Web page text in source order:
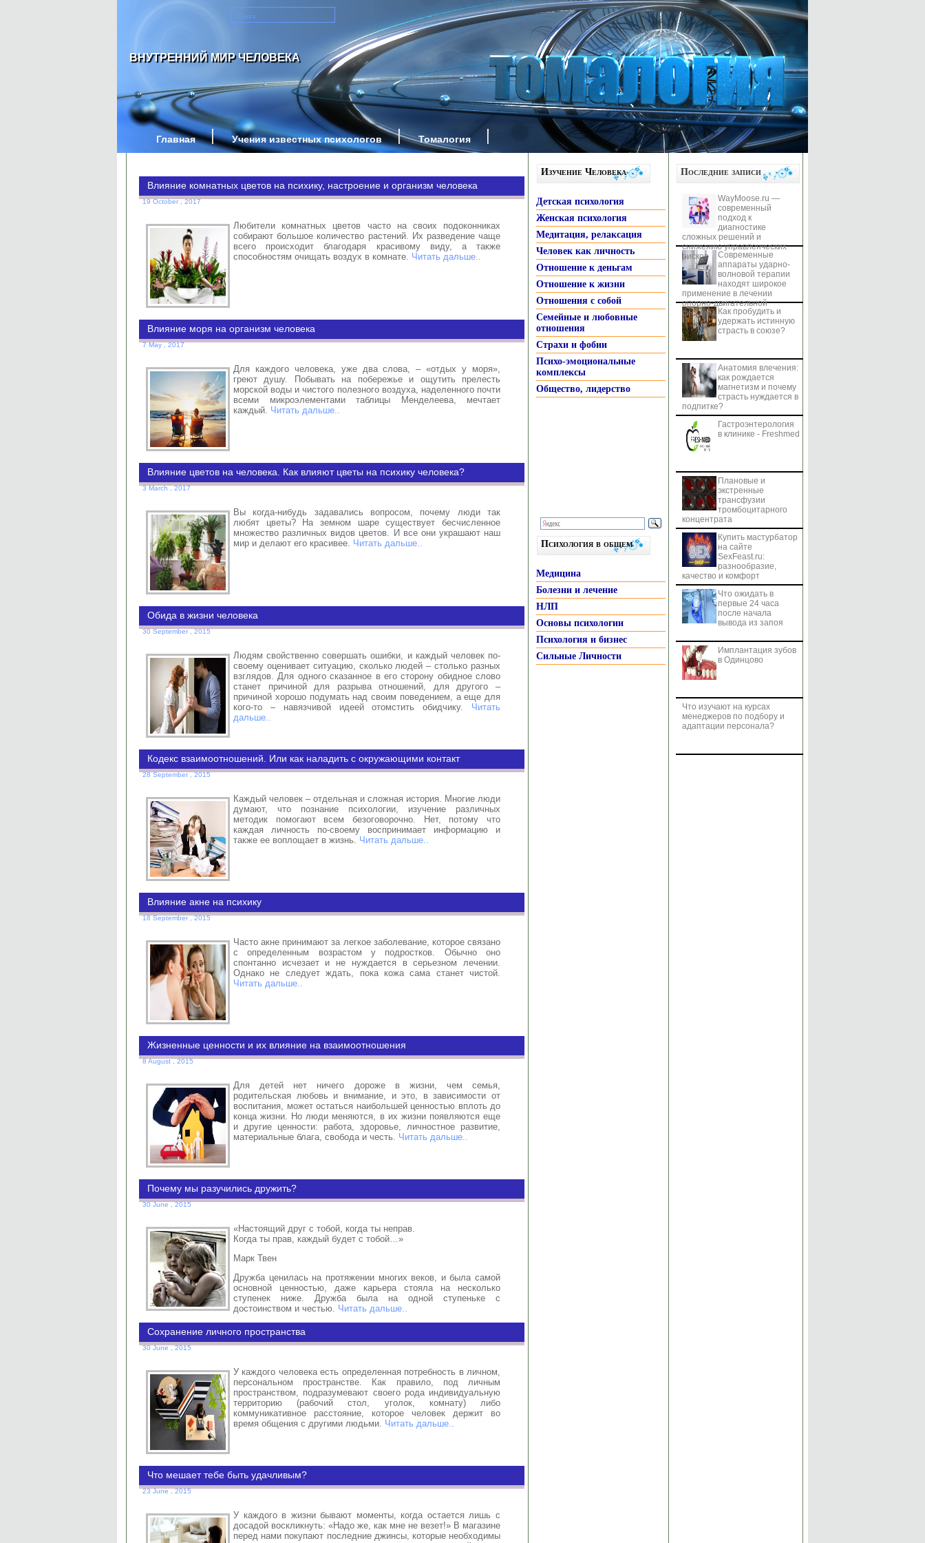
ВНУТРЕННИЙ МИР ЧЕЛОВЕКА
Главная Учения известных психологов Томалогия
Влияние комнатных цветов на психику, настроение и организм человека
19 October , 2017
Любители комнатных цветов часто на своих подоконниках
собирают большое количество растений. Их разведение чаще
всего происходит благодаря красивому виду, а также
способностям очищать воздух в комнате. Читать дальше..
Влияние моря на организм человека
7 May , 2017
Для каждого человека, уже два слова, – «отдых у моря»,
греют душу. Побывать на побережье и ощутить прелесть
морской воды и чистого полезного воздуха, наделенного почти
всеми микроэлементами таблицы Менделеева, мечтает
каждый. Читать дальше..
Влияние цветов на человека. Как влияют цветы на психику человека?
3 March , 2017
Вы когда-нибудь задавались вопросом, почему люди так
любят цветы? На земном шаре существует бесчисленное
множество различных видов цветов. И все они украшают наш
мир и делают его красивее. Читать дальше..
Обида в жизни человека
30 September , 2015
Людям свойственно совершать ошибки, и каждый человек по-
своему оценивает ситуацию, сколько людей – столько разных
взглядов. Для одного сказанное в его сторону обидное слово
станет причиной для разрыва отношений, для другого –
причиной хорошо подумать над своим поведением, а еще для
кого-то – навязчивой идеей отомстить обидчику. Читать
дальше..
Кодекс взаимоотношений. Или как наладить с окружающими контакт
28 September , 2015
Каждый человек – отдельная и сложная история. Многие люди
думают, что познание психологии, изучение различных
методик помогают всем безоговорочно. Нет, потому что
каждая личность по-своему воспринимает информацию и
также ее воплощает в жизнь. Читать дальше..
Влияние акне на психику
18 September , 2015
Часто акне принимают за легкое заболевание, которое связано
с определенным возрастом у подростков. Обычно оно
спонтанно исчезает и не нуждается в серьезном лечении.
Однако не следует ждать, пока кожа сама станет чистой.
Читать дальше..
Жизненные ценности и их влияние на взаимоотношения
8 August , 2015
Для детей нет ничего дороже в жизни, чем семья,
родительская любовь и внимание, и это, в зависимости от
воспитания, может остаться наибольшей ценностью вплоть до
конца жизни. Но люди меняются, в их жизни появляются еще
и другие ценности: работа, здоровье, личностное развитие,
материальные блага, свобода и честь. Читать дальше..
Почему мы разучились дружить?
30 June , 2015
«Настоящий друг с тобой, когда ты неправ.
Когда ты прав, каждый будет с тобой…»
Марк Твен
Дружба ценилась на протяжении многих веков, и была самой
основной ценностью, даже карьера стояла на несколько
ступенек ниже. Дружба была на одной ступеньке с
достоинством и честью. Читать дальше..
Сохранение личного пространства
30 June , 2015
У каждого человека есть определенная потребность в личном,
персональном пространстве. Как правило, под личным
пространством, подразумевают своего рода индивидуальную
территорию (рабочий стол, уголок, комнату) либо
коммуникативное расстояние, которое человек держит во
время общения с другими людьми. Читать дальше..
Что мешает тебе быть удачливым?
23 June , 2015
У каждого в жизни бывают моменты, когда остается лишь с
досадой воскликнуть: «Надо же, как мне не везет!» В магазине
перед нами покупают последние джинсы, которые необходимы
Изучение Человека
Детская психология
Женская психология
Медитация, релаксация
Человек как личность
Отношение к деньгам
Отношение к жизни
Отношения с собой
Семейные и любовные
отношения
Страхи и фобии
Психо-эмоциональные
комплексы
Общество, лидерство
Психология в общем
Медицина
Болезни и лечение
НЛП
Основы психологии
Психология и бизнес
Сильные Личности
Последние записи
WayMoose.ru —
современный
подход к
диагностике
сложных решений и
снижению управленческих
рисков
Современные
аппараты ударно-
волновой терапии
находят широкое
применение в лечении
опорно-двигательной
системы Как пробудить и
удержать истинную
страсть в союзе?
Анатомия влечения:
как рождается
магнетизм и почему
страсть нуждается в
подпитке?
Гастроэнтерология
в клинике - Freshmed
Плановые и
экстренные
трансфузии
тромбоцитарного
концентрата
Купить мастурбатор
на сайте
SexFeast.ru:
разнообразие,
качество и комфорт
Что ожидать в
первые 24 часа
после начала
вывода из запоя
Имплантация зубов
в Одинцово
Что изучают на курсах
менеджеров по подбору и
адаптации персонала?